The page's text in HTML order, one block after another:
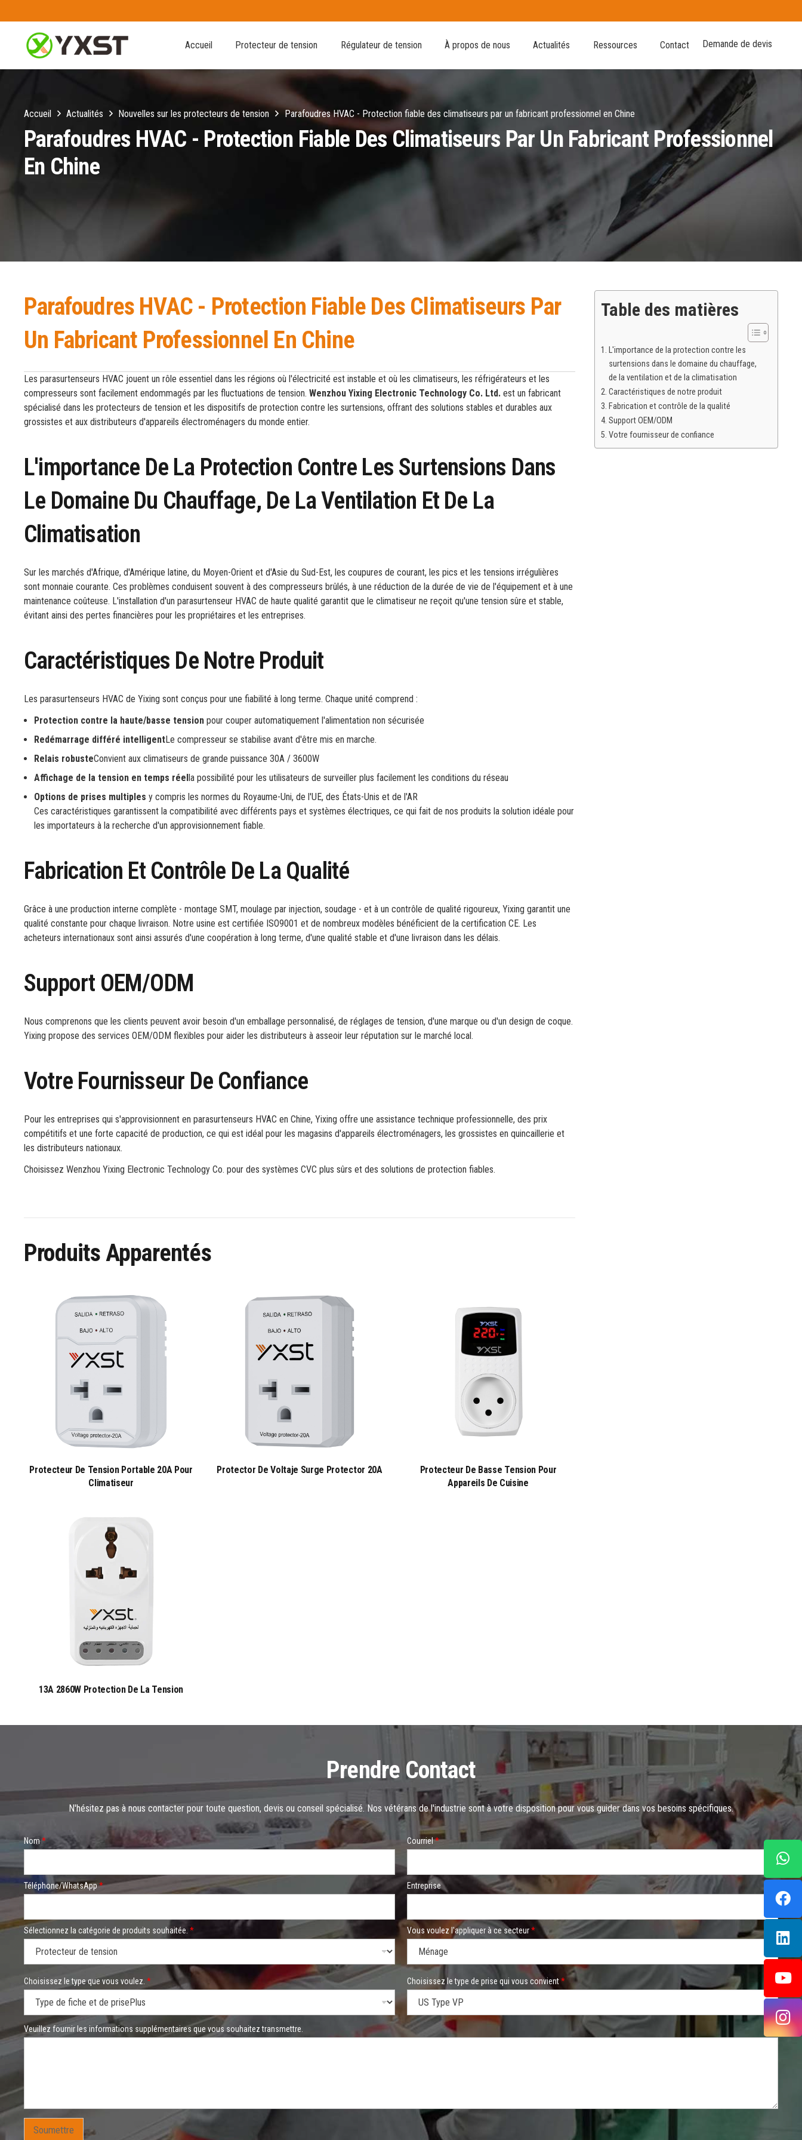
Accueil Protecteur de tension Régulateur de tension À propos de nous Actualités Ressources Contact Demande de devis
Accueil Actualités Nouvelles sur les protecteurs de tension Parafoudres HVAC - Protection fiable des climatiseurs par un fabricant professionnel en Chine
Parafoudres HVAC - Protection Fiable Des Climatiseurs Par Un Fabricant Professionnel
En Chine
Parafoudres HVAC - Protection Fiable Des Climatiseurs Par
Un Fabricant Professionnel En Chine
Les parasurtenseurs HVAC jouent un rôle essentiel dans les régions où l'électricité est instable et où les climatiseurs, les réfrigérateurs et les
compresseurs sont facilement endommagés par les fluctuations de tension. Wenzhou Yixing Electronic Technology Co. Ltd. est un fabricant
spécialisé dans les protecteurs de tension et les dispositifs de protection contre les surtensions, offrant des solutions stables et durables aux
grossistes et aux distributeurs d'appareils électroménagers du monde entier.
L'importance De La Protection Contre Les Surtensions Dans
Le Domaine Du Chauffage, De La Ventilation Et De La
Climatisation
Sur les marchés d'Afrique, d'Amérique latine, du Moyen-Orient et d'Asie du Sud-Est, les coupures de courant, les pics et les tensions irrégulières
sont monnaie courante. Ces problèmes conduisent souvent à des compresseurs brûlés, à une réduction de la durée de vie de l'équipement et à une
maintenance coûteuse. L'installation d'un parasurtenseur HVAC de haute qualité garantit que le climatiseur ne reçoit qu'une tension sûre et stable,
évitant ainsi des pertes financières pour les propriétaires et les entreprises.
Caractéristiques De Notre Produit
Les parasurtenseurs HVAC de Yixing sont conçus pour une fiabilité à long terme. Chaque unité comprend :
Protection contre la haute/basse tension pour couper automatiquement l'alimentation non sécurisée
Redémarrage différé intelligentLe compresseur se stabilise avant d'être mis en marche.
Relais robusteConvient aux climatiseurs de grande puissance 30A / 3600W
Affichage de la tension en temps réella possibilité pour les utilisateurs de surveiller plus facilement les conditions du réseau
Options de prises multiples y compris les normes du Royaume-Uni, de l'UE, des États-Unis et de l'AR
Ces caractéristiques garantissent la compatibilité avec différents pays et systèmes électriques, ce qui fait de nos produits la solution idéale pour
les importateurs à la recherche d'un approvisionnement fiable.
Fabrication Et Contrôle De La Qualité
Grâce à une production interne complète - montage SMT, moulage par injection, soudage - et à un contrôle de qualité rigoureux, Yixing garantit une
qualité constante pour chaque livraison. Notre usine est certifiée ISO9001 et de nombreux modèles bénéficient de la certification CE. Les
acheteurs internationaux sont ainsi assurés d'une coopération à long terme, d'une qualité stable et d'une livraison dans les délais.
Support OEM/ODM
Nous comprenons que les clients peuvent avoir besoin d'un emballage personnalisé, de réglages de tension, d'une marque ou d'un design de coque.
Yixing propose des services OEM/ODM flexibles pour aider les distributeurs à asseoir leur réputation sur le marché local.
Votre Fournisseur De Confiance
Pour les entreprises qui s'approvisionnent en parasurtenseurs HVAC en Chine, Yixing offre une assistance technique professionnelle, des prix
compétitifs et une forte capacité de production, ce qui est idéal pour les magasins d'appareils électroménagers, les grossistes en quincaillerie et
les distributeurs nationaux.
Choisissez Wenzhou Yixing Electronic Technology Co. pour des systèmes CVC plus sûrs et des solutions de protection fiables.
Produits Apparentés
Protecteur De Tension Portable 20A Pour
Climatiseur
Protector De Voltaje Surge Protector 20A
Protecteur De Basse Tension Pour
Appareils De Cuisine
13A 2860W Protection De La Tension
Table des matières
L'importance de la protection contre les
surtensions dans le domaine du chauffage,
de la ventilation et de la climatisation
Caractéristiques de notre produit
Fabrication et contrôle de la qualité
Support OEM/ODM
Votre fournisseur de confiance
Prendre Contact
N'hésitez pas à nous contacter pour toute question, devis ou conseil spécialisé. Nos vétérans de l'industrie sont à votre disposition pour vous guider dans vos besoins spécifiques.
e
e
u
r
m
s
p
l
é
n
t
a
Nom*
Téléphone/WhatsApp*
Sélectionnez la catégorie de produits souhaitée. *
Courriel*
Entreprise
Vous voulez l'appliquer à ce secteur*
Choisissez le type que vous voulez. * Choisissez le type de prise qui vous convient*
Veuillez fournir les informations supplémentaires que vous souhaitez transmettre.
Soumettre